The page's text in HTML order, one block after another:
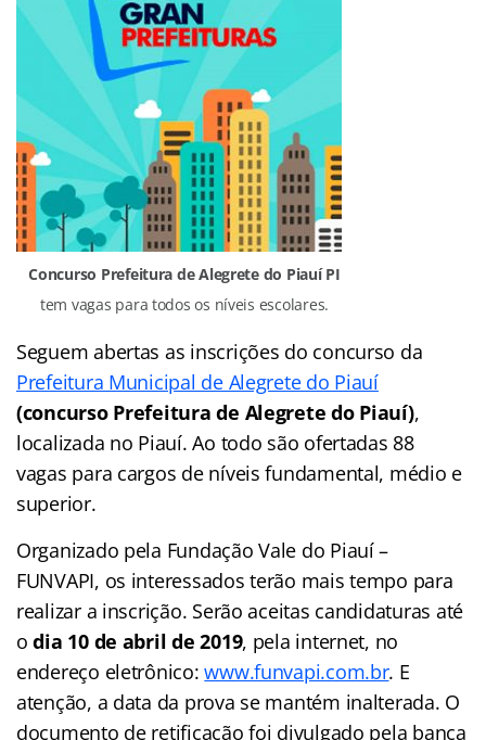
Concurso Prefeitura de Alegrete do Piauí PI
tem vagas para todos os níveis escolares.
Seguem abertas as inscrições do concurso da
Prefeitura Municipal de Alegrete do Piauí
(concurso Prefeitura de Alegrete do Piauí),
localizada no Piauí. Ao todo são ofertadas 88
vagas para cargos de níveis fundamental, médio e
superior.
Organizado pela Fundação Vale do Piauí –
FUNVAPI, os interessados terão mais tempo para
realizar a inscrição. Serão aceitas candidaturas até
odia 10 de abril de 2019, pela internet, no
endereço eletrônico:www.funvapi.com.br. E
atenção, a data da prova se mantém inalterada. O
documento de retificação foi divulgado pela banca